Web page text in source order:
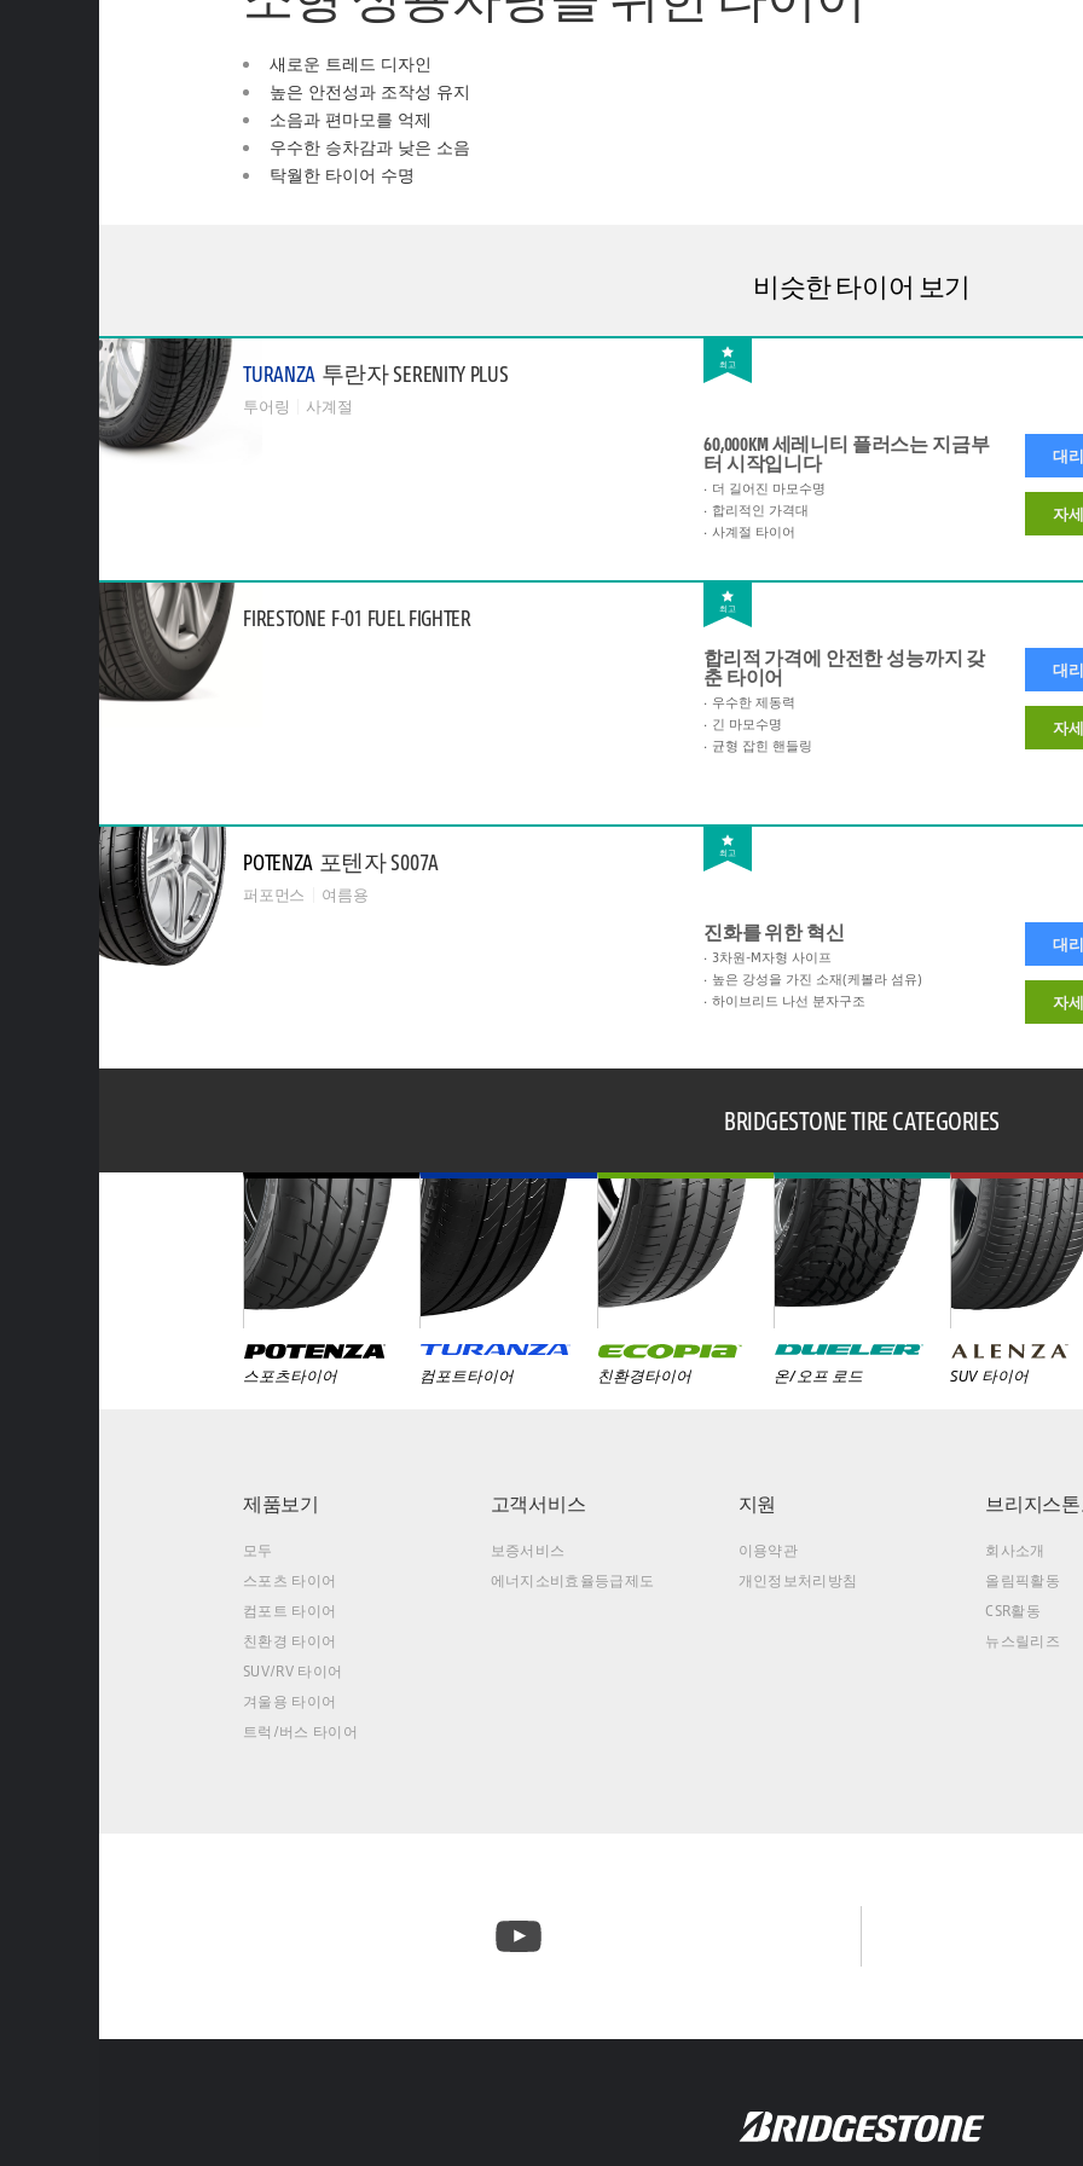
새로운 트레드 디자인
높은 안전성과 조작성 유지
소음과 편마모를 억제
우수한 승차감과 낮은 소음
탁월한 타이어 수명
비슷한 타이어 보기
최고
TURANZA 투란자 SERENITY PLUS
투어링 사계절
60,000KM 세레니티 플러스는 지금부
터 시작입니다
더 길어진 마모수명
합리적인 가격대
사계절 타이어
대
자
최고
FIRESTONE F-01 FUEL FIGHTER
합리적 가격에 안전한 성능까지 갖
춘 타이어
우수한 제동력
긴 마모수명
균형 잡힌 핸들링
대
자
최고
POTENZA 포텐자 S007A
퍼포먼스 여름용
진화를 위한 혁신
3차원-M자형 사이프
높은 강성을 가진 소재(케볼라 섬유)
하이브리드 나선 분자구조
대
자
BRIDGESTONE TIRE CATEGORIES
스포츠타이어 컴포트타이어 친환경타이어 온/오프 로드 SUV 타이어
제품보기
모두
스포츠 타이어
컴포트 타이어
친환경 타이어
SUV/RV 타이어
겨울용 타이어
트럭/버스 타이어
고객서비스
보증서비스
에너지소비효율등급제도
지원
이용약관
개인정보처리방침
브리지스
회사소개
올림픽활동
CSR활동
뉴스릴리즈